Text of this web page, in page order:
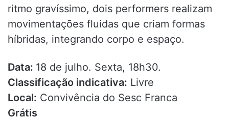
ritmo gravíssimo, dois performers realizam
movimentações fluidas que criam formas
híbridas, integrando corpo e espaço.
Data: 18 de julho. Sexta, 18h30.
Classificação indicativa: Livre
Local: Convivência do Sesc Franca
Grátis